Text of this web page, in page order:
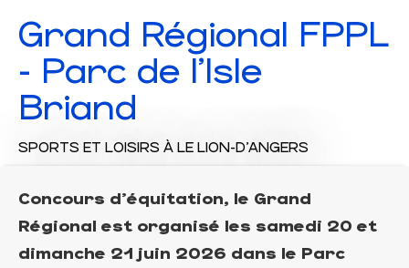
Grand Régional FPPL
- Parc de l'Isle
Briand
SPORTS ET LOISIRS À LE LION-D'ANGERS
Concours d'équitation, le Grand
Régional est organisé les samedi 20 et
dimanche 21 juin 2026 dans le Parc